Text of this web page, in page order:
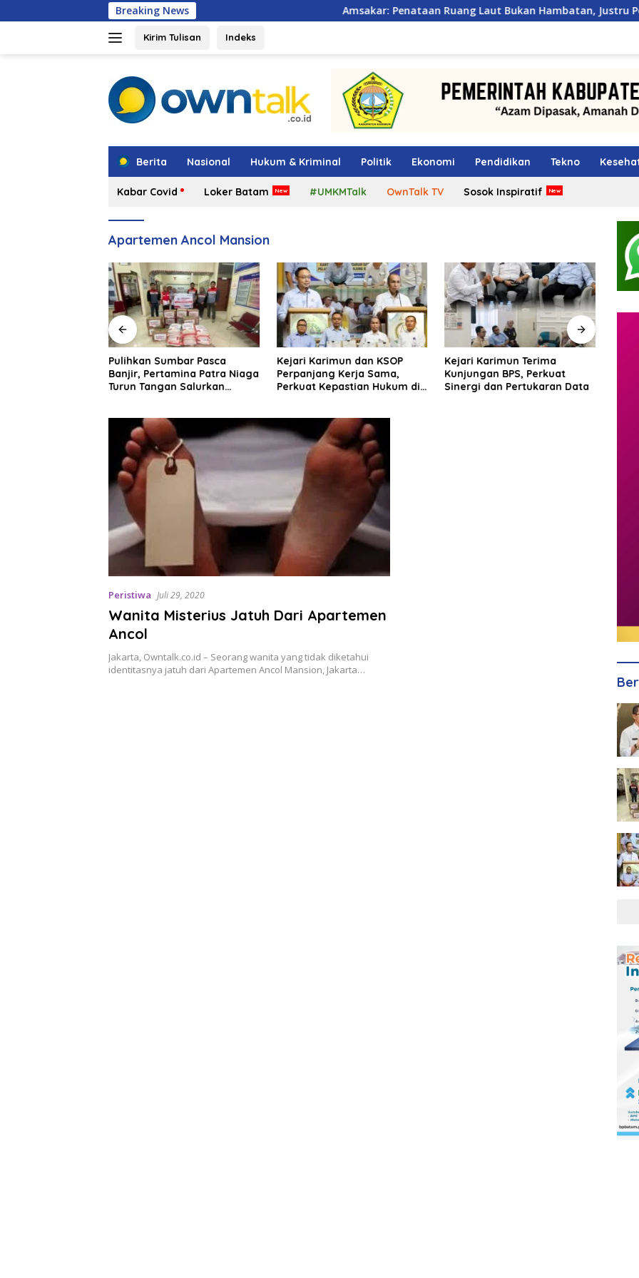
ke
Breaking News Amsakar: Penataan Ruang Laut Bukan Hambatan, Justru Perkuat Iklim
Kirim Tulisan Indeks
Berita Nasional Hukum & Kriminal Politik Ekonomi Pendidikan Tekno
Kabar Covid Loker Batam #UMKMTalk OwnTalk TV Sosok Inspiratif
Apartemen Ancol Mansion
Pulihkan Sumbar Pasca
Banjir, Pertamina Patra Niaga
Turun Tangan Salurkan
Kejari Karimun dan KSOP
Perpanjang Kerja Sama,
Perkuat Kepastian Hukum di
Kejari Karimun Terima
Kunjungan BPS, Perkuat
Sinergi dan Pertukaran Data
Peristiwa Juli 29, 2020
Wanita Misterius Jatuh Dari Apartemen
Ancol
Jakarta, Owntalk.co.id – Seorang wanita yang tidak diketahui
identitasnya jatuh dari Apartemen Ancol Mansion, Jakarta…